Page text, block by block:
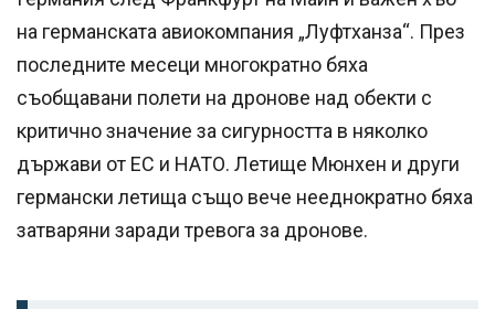
на германската авиокомпания „Луфтханза“. През
последните месеци многократно бяха
съобщавани полети на дронове над обекти с
критично значение за сигурността в няколко
държави от ЕС и НАТО. Летище Мюнхен и други
германски летища също вече нееднократно бяха
затваряни заради тревога за дронове.